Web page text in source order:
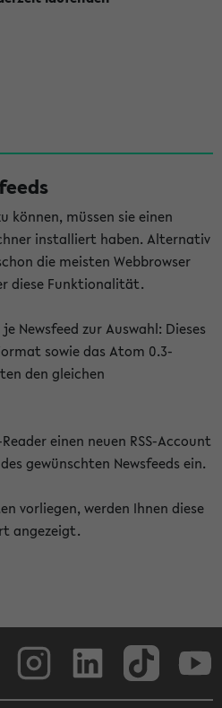
können, müssen sie einen
installiert haben. Alternativ
die meisten Webbrowser
diese Funktionalität.
Newsfeed zur Auswahl: Dieses
sowie das Atom 0.3-
den gleichen
einen neuen RSS-Account
gewünschten Newsfeeds ein.
vorliegen, werden Ihnen diese
angezeigt.